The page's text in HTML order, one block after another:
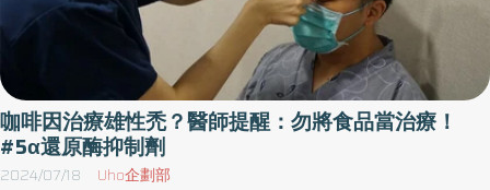
咖啡因治療雄性禿？醫師提醒：勿將食品當治療！
#5α還原酶抑制劑
2024/07/18 Uho企劃部